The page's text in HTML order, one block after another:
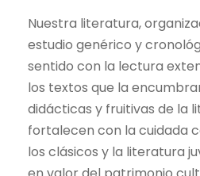
Nuestra literatura,
estudio genérico y
sentido con la lectura
los textos que la
didácticas y fruitivas de la
fortalecen con la cuidada
los clásicos y la literatura